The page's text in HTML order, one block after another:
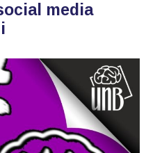
media